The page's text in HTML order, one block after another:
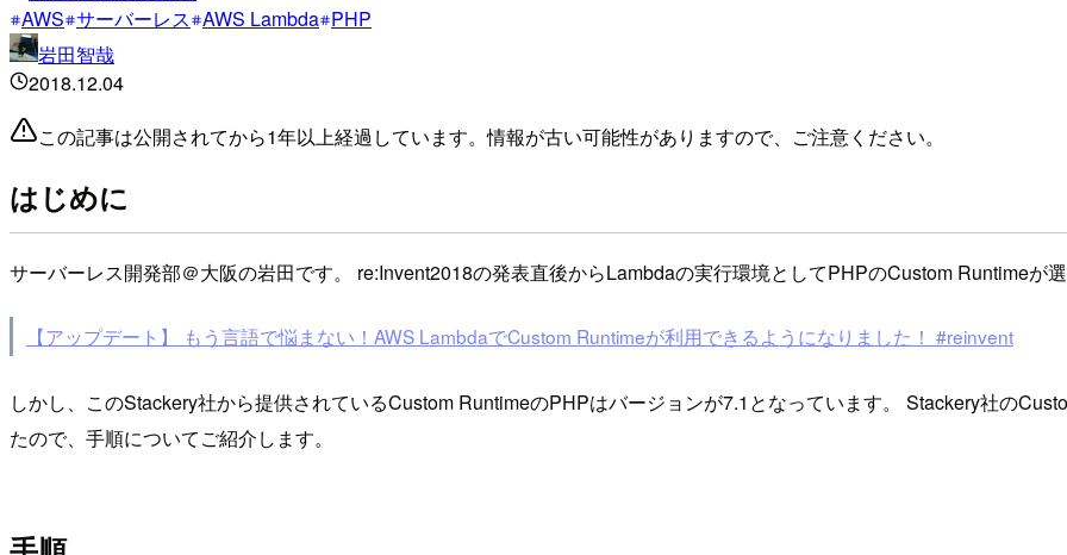
AWS サーバーレス AWS Lambda PHP
岩田智哉
2018.12.04
この記事は公開されてから1年以上経過しています。情報が古い可能性がありますので、ご注意ください。
はじめに
サーバーレス開発部＠大阪の岩田です。 re:Invent2018の発表直後からLambdaの実行環境としてPHPのCustom Runtimeが
【アップデート】 もう言語で悩まない！AWS LambdaでCustom Runtimeが利用できるようになりました！ #reinvent
しかし、このStackery社から提供されているCustom RuntimeのPHPはバージョンが7.1となっています。 Stackery社の
たので、手順についてご紹介します。